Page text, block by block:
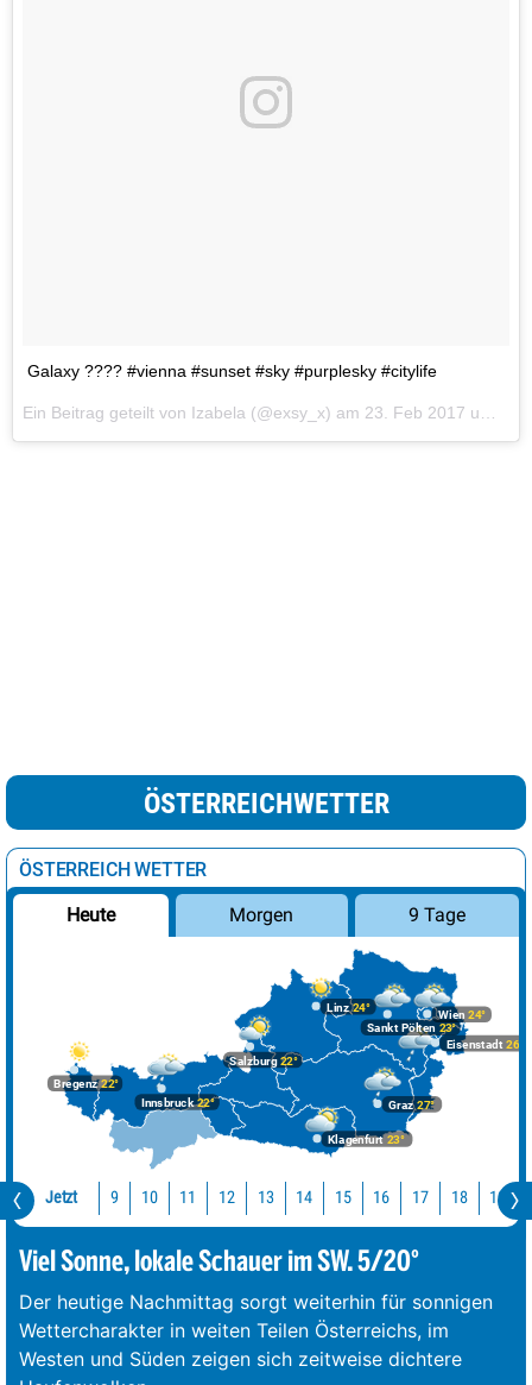
Galaxy ???? #vienna #sunset #sky #purplesky #citylife
Ein Beitrag geteilt von Izabela (@exsy_x) am 23. Feb 2017 um 9:02 Uhr
ÖSTERREICHWETTER
ÖSTERREICH WETTER
Heute Morgen 9 Tage
Bregenz22°
Graz27°
Innsbruck22°
Klagenfurt 23°
Linz24°
Salzburg22°
Wien 24°
Eisenstadt 26°
Sankt Pölten 23°
Jetzt 9 10 11 12 13 14 15 16 17 18 19
Viel Sonne, lokale Schauer im SW. 5/20°
Der heutige Nachmittag sorgt weiterhin für sonnigen
Wettercharakter in weiten Teilen Österreichs, im
Westen und Süden zeigen sich zeitweise dichtere